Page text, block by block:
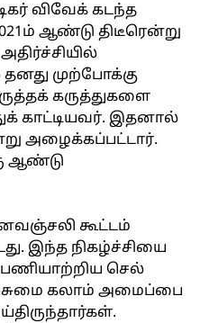
விவேக் கடந்த
ஆண்டு திடீரென்று
தனது முற்போக்கு
கருத்துகளை
காட்டியவர். இதனால்
அழைக்கப்பட்டார்.
ஆண்டு
கூட்டம்
இந்த நிகழ்ச்சியை
பணியாற்றிய செல்
கலாம் அமைப்பை